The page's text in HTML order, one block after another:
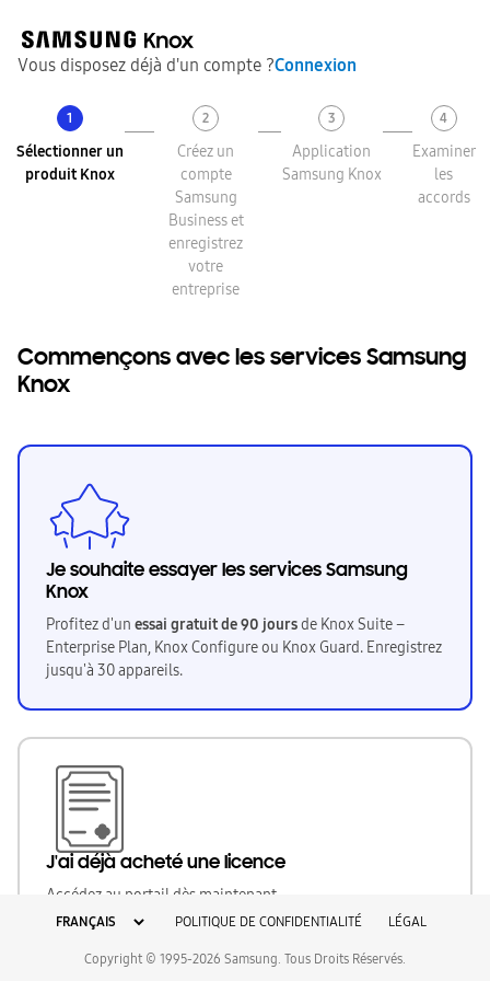
Vous disposez déjà d'un compte ?Connexion
1
Sélectionner un
produit Knox
2
Créez un
compte
Samsung
Business et
enregistrez
votre
entreprise
3
Application
Samsung Knox
4
Examiner
les
accords
Commençons avec les services Samsung
Knox
Je souhaite essayer les services Samsung
Knox
Profitez d'un essai gratuit de 90 joursde Knox Suite –
Enterprise Plan, Knox Configure ou Knox Guard. Enregistrez
jusqu'à 30 appareils.
J'ai déjà acheté une licence
Accédez au portail dès maintenant.
POLITIQUE DE CONFIDENTIALITÉ LÉGAL
Copyright © 1995-2026 Samsung. Tous Droits Réservés.